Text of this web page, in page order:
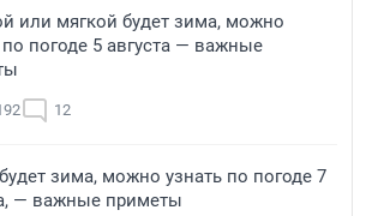
или мягкой будет зима, можно
по погоде 5 августа — важные
12
зима, можно узнать по погоде 7
— важные приметы